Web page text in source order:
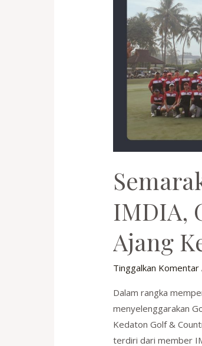
IMDIA,
Ajang
Tinggalkan Komentar
Dalam rangka
menyelenggarakan
Kedaton Golf &
terdiri dari member